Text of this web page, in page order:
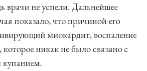
врачи не успели. Дальнейшее
показало, что причиной его
миокардит, воспаление
никак не было связано с